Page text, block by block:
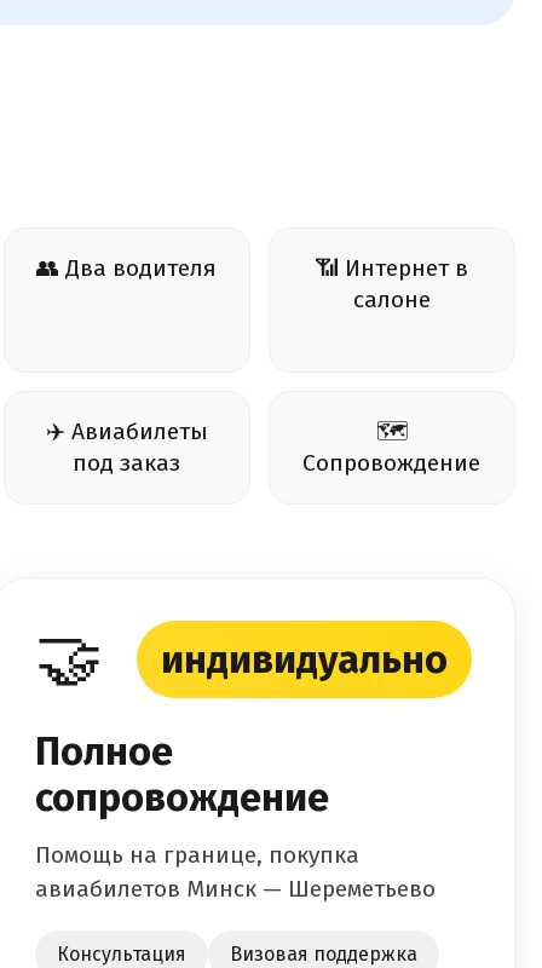
👥 Два водителя
📶 Интернет в
салоне
✈️ Авиабилеты
под заказ
🗺️
Сопровождение
🤝
индивидуально
Полное
сопровождение
Помощь на границе, покупка
авиабилетов Минск — Шереметьево
Консультация Визовая поддержка